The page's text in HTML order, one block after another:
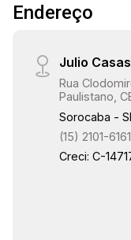
Endereço
Julio
Rua
Paulistano,
Sorocaba -
(15) 2101-6161
Creci: C-